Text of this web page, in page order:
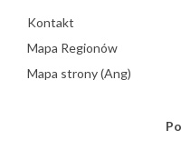
Kontakt
Mapa Regionów
Mapa strony (Ang)